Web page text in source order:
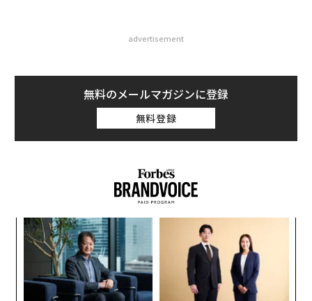
advertisement
無料のメールマガジンに登録
無料登録